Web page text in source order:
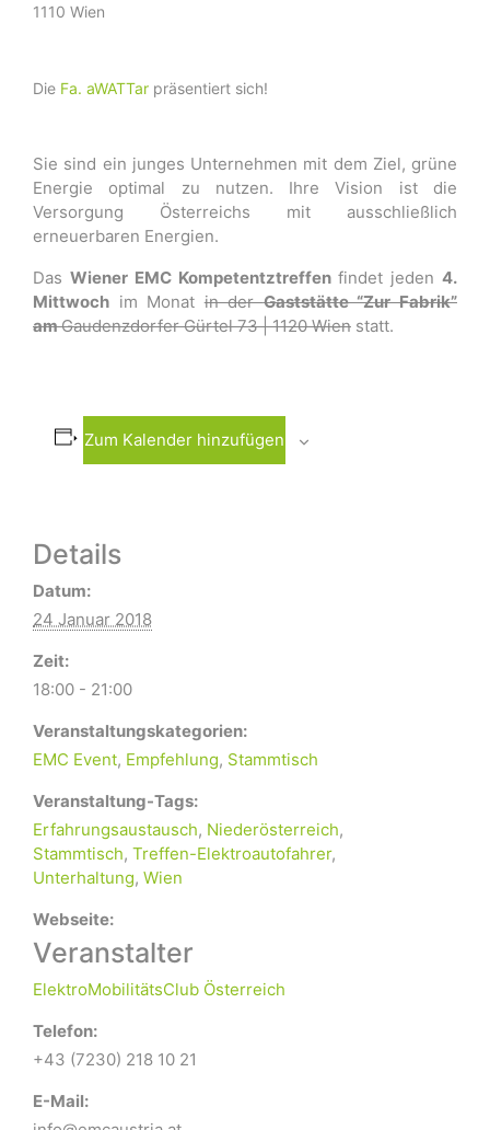
1110 Wien
Die Fa. aWATTar präsentiert sich!
Sie sind ein junges Unternehmen mit dem Ziel, grüne
Energie optimal zu nutzen. Ihre Vision ist die
Versorgung Österreichs mit ausschließlich
erneuerbaren Energien.
Das Wiener EMC Kompetentztreffenfindet jeden4.
Mittwoch im Monatin derGaststätte “Zur Fabrik”
amGaudenzdorfer Gürtel 73 | 1120 Wien statt.
Zum Kalender hinzufügen
Details
Datum:
24 Januar 2018
Zeit:
18:00 - 21:00
Veranstaltungskategorien:
EMC Event, Empfehlung, Stammtisch
Veranstaltung-Tags:
Erfahrungsaustausch, Niederösterreich,
Stammtisch, Treffen-Elektroautofahrer,
Unterhaltung, Wien
Webseite:
Veranstalter
ElektroMobilitätsClub Österreich
Telefon:
+43 (7230) 218 10 21
E-Mail: